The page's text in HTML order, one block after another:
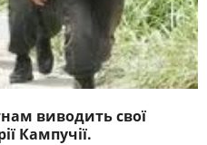
виводить свої
Кампучії.